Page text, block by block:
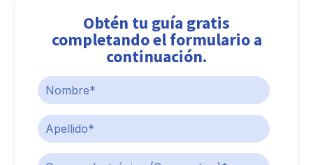
Obtén tu guía gratis
completando el formulario a
continuación.